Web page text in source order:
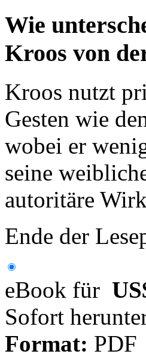
Wie
Kroos von
Kroos nutzt
Gesten wie
wobei er
seine
autoritäre
Ende der
eBook für
Sofort
Format: PDF